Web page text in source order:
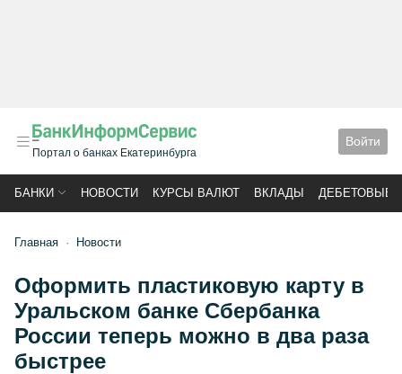
Портал о банках Екатеринбурга
Войти
БАНКИ НОВОСТИ КУРСЫ ВАЛЮТ ВКЛАДЫ ДЕБЕТОВЫЕ
Главная Новости
Оформить пластиковую карту в
Уральском банке Сбербанка
России теперь можно в два раза
быстрее